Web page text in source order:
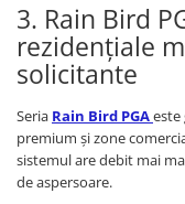
3. Rain Bird
rezidențiale
solicitante
Seria Rain Bird PGAeste
premium și zone
sistemul are debit mai
de aspersoare.